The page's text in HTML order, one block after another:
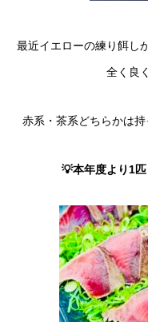
最近イエローの練り餌し
全く良
赤系・茶系どちらかは
💡本年度より1